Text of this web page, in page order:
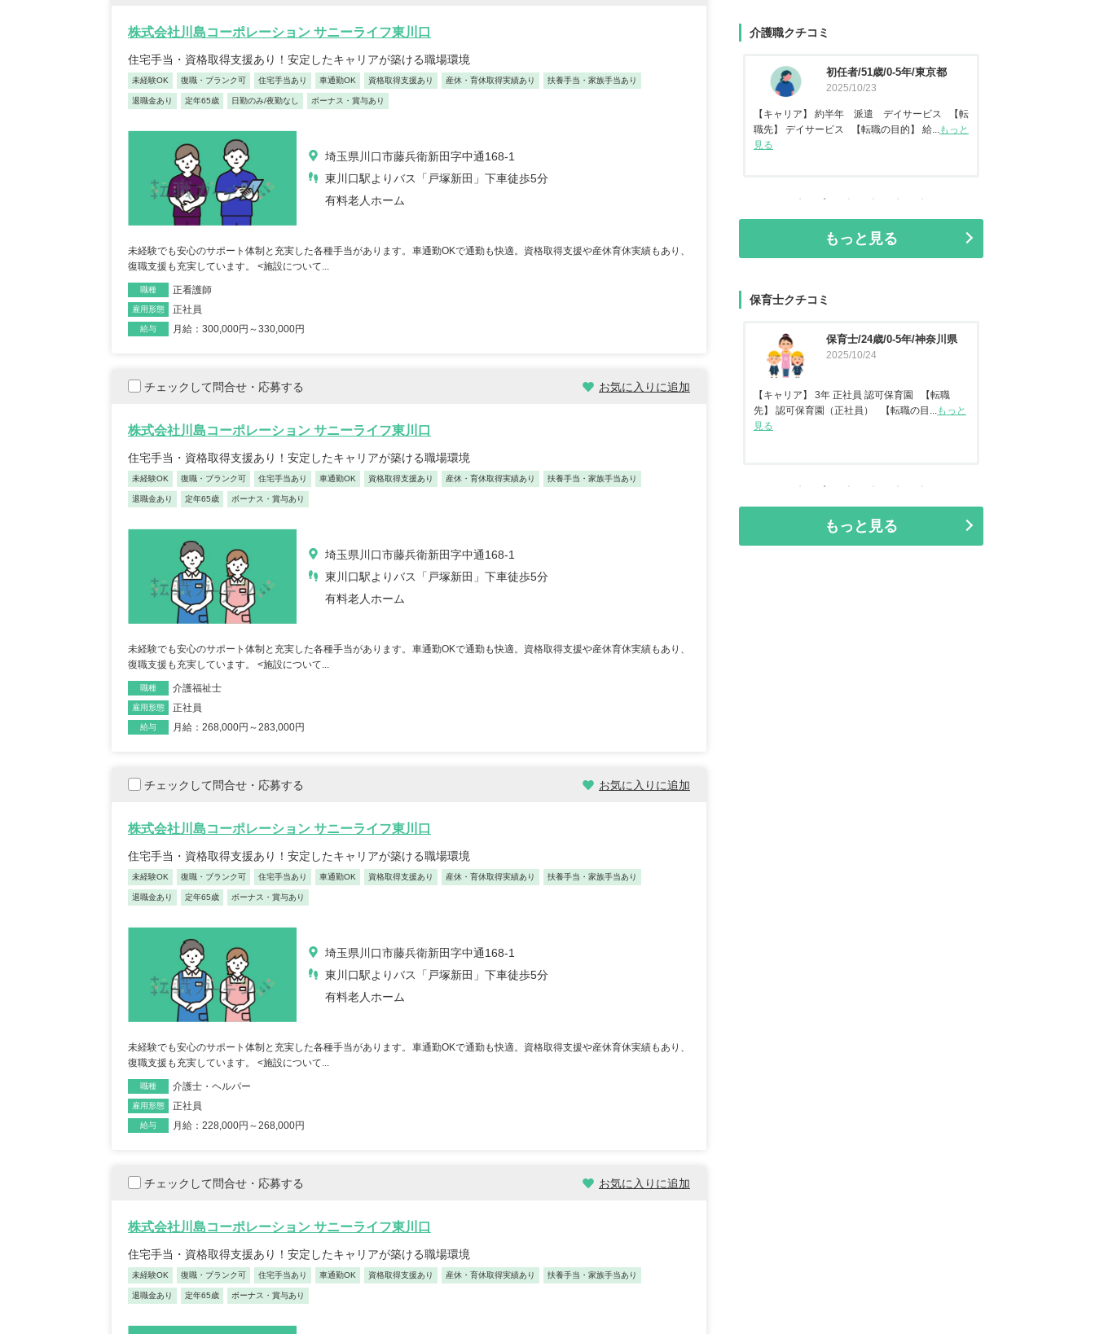
株式会社川島コーポレーション サニーライフ東川口
住宅手当・資格取得支援あり！安定したキャリアが築ける職場環境
未経験OK 復職・ブランク可 住宅手当あり 車通勤OK 資格取得支援あり 産休・育休取得実績あり 扶養手当・家族手当あり
退職金あり 定年65歳 日勤のみ/夜勤なし ボーナス・賞与あり
埼玉県川口市藤兵衛新田字中通168-1
東川口駅よりバス「戸塚新田」下車徒歩5分
有料老人ホーム
未経験でも安心のサポート体制と充実した各種手当があります。車通勤OKで通勤も快適。資格取得支援や産休育休実績もあり、
復職支援も充実しています。 <施設について...
職種 正看護師
雇用形態 正社員
給与 月給：300,000円～330,000円
チェックして問合せ・応募する お気に入りに追加
株式会社川島コーポレーション サニーライフ東川口
住宅手当・資格取得支援あり！安定したキャリアが築ける職場環境
未経験OK 復職・ブランク可 住宅手当あり 車通勤OK 資格取得支援あり 産休・育休取得実績あり 扶養手当・家族手当あり
退職金あり 定年65歳 ボーナス・賞与あり
埼玉県川口市藤兵衛新田字中通168-1
東川口駅よりバス「戸塚新田」下車徒歩5分
有料老人ホーム
未経験でも安心のサポート体制と充実した各種手当があります。車通勤OKで通勤も快適。資格取得支援や産休育休実績もあり、
復職支援も充実しています。 <施設について...
職種 介護福祉士
雇用形態 正社員
給与 月給：268,000円～283,000円
チェックして問合せ・応募する お気に入りに追加
株式会社川島コーポレーション サニーライフ東川口
住宅手当・資格取得支援あり！安定したキャリアが築ける職場環境
未経験OK 復職・ブランク可 住宅手当あり 車通勤OK 資格取得支援あり 産休・育休取得実績あり 扶養手当・家族手当あり
退職金あり 定年65歳 ボーナス・賞与あり
埼玉県川口市藤兵衛新田字中通168-1
東川口駅よりバス「戸塚新田」下車徒歩5分
有料老人ホーム
未経験でも安心のサポート体制と充実した各種手当があります。車通勤OKで通勤も快適。資格取得支援や産休育休実績もあり、
復職支援も充実しています。 <施設について...
職種 介護士・ヘルパー
雇用形態 正社員
給与 月給：228,000円～268,000円
チェックして問合せ・応募する お気に入りに追加
株式会社川島コーポレーション サニーライフ東川口
住宅手当・資格取得支援あり！安定したキャリアが築ける職場環境
未経験OK 復職・ブランク可 住宅手当あり 車通勤OK 資格取得支援あり 産休・育休取得実績あり 扶養手当・家族手当あり
退職金あり 定年65歳 ボーナス・賞与あり
介護職クチコミ
初任者/53歳/0-4年/千葉県
2025/09/22
年 常勤 老健 約3年 常勤 グループ...もっと
介護福祉士/46歳/20-25年/神
奈川県
2025/10/29
【キャリア】 約5年 正社員 放課後デイサービ
初任者/51歳/0-5年/東京都
2025/10/23
資格なし/20歳/0-5年/東京都
2025/10/14
【キャリア】 約2年 正社員 倉庫内作業 【転
職先】 特別養護老人ホーム 【転職の目...もっと
見る
もっと見る
保育士クチコミ
保育士/33歳/0-5年/東京都
先】認可保育園（正社員） 【転職の...もっと見
認可保育園 【転職先】 認可保育...もっと見る
【キャリア】 3年 正社員 認可保育園 【転職
保育士/45歳/20-25年/東京都
2025/09/11
【キャリア】22年 正社員 認可保育園2年 認定こ
ども園 【転職先】保育園（認可...
もっと見る